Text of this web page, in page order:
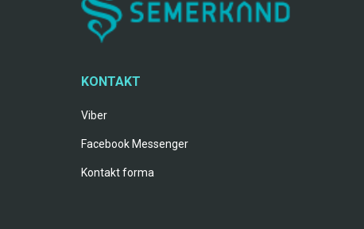
KONTAKT
Viber
Facebook Messenger
Kontakt forma